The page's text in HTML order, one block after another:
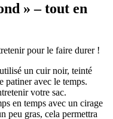
» – tout en
pour le faire durer !
un cuir noir, teinté
patiner avec le temps.
votre sac.
en temps avec un cirage
peu gras, cela permettra